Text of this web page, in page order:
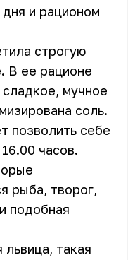
и рационом
строгую
В ее рационе
сладкое, мучное
соль.
позволить себе
часов.
рыба, творог,
подобная
львица, такая